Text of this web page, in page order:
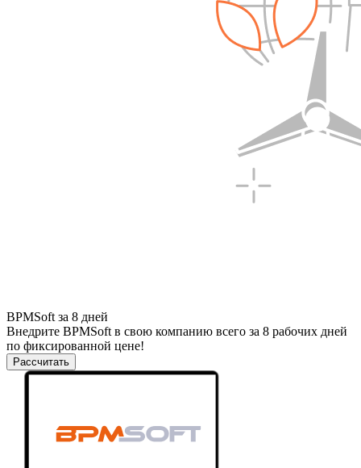
BPMSoft за 8 дней
Внедрите BPMSoft в свою компанию всего за 8 рабочих дней
по фиксированной цене!
Рассчитать